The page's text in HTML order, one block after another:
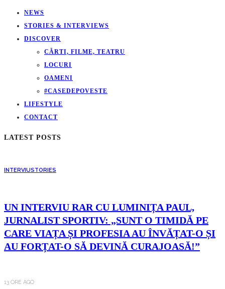
NEWS
STORIES & INTERVIEWS
DISCOVER
CĂRTI, FILME, TEATRU
LOCURI
OAMENI
#CASEDEPOVESTE
LIFESTYLE
CONTACT
LATEST POSTS
INTERVIUSTORIES
UN INTERVIU RAR CU LUMINIȚA PAUL,
JURNALIST SPORTIV: „SUNT O TIMIDĂ PE
CARE VIAȚA ȘI PROFESIA AU ÎNVĂȚAT-O ȘI
AU FORȚAT-O SĂ DEVINĂ CURAJOASĂ!”
13 ORE AGO